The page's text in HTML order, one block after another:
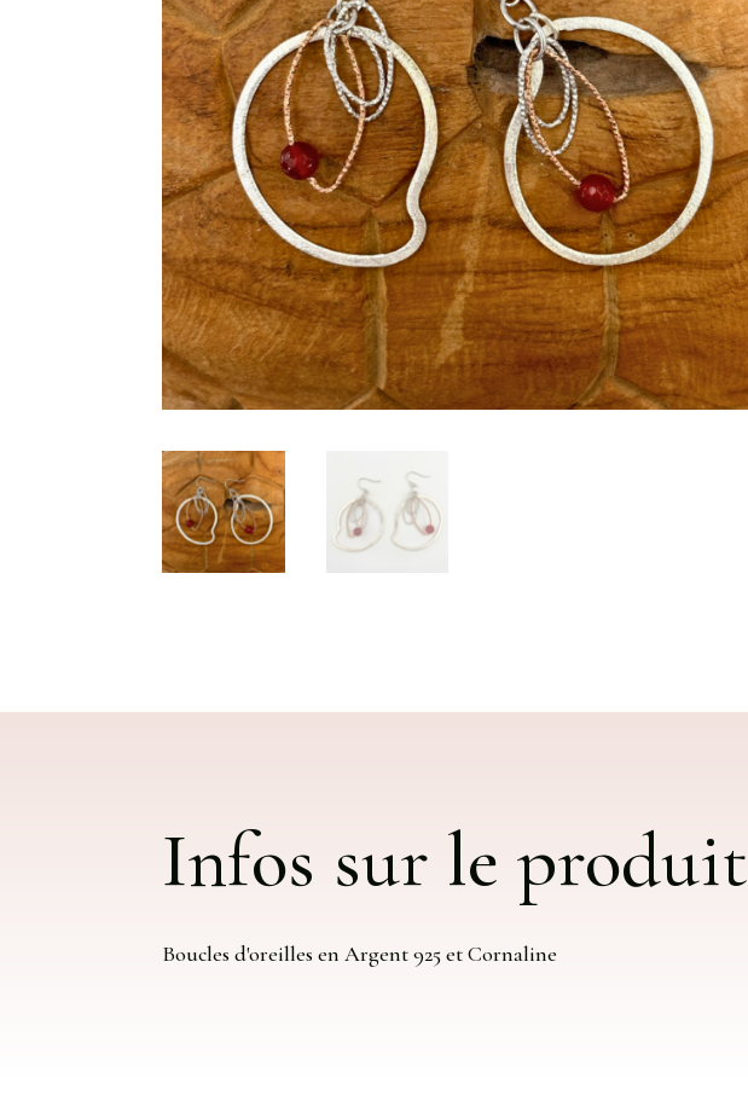
Infos sur le produit
Boucles d'oreilles en Argent 925 et Cornaline